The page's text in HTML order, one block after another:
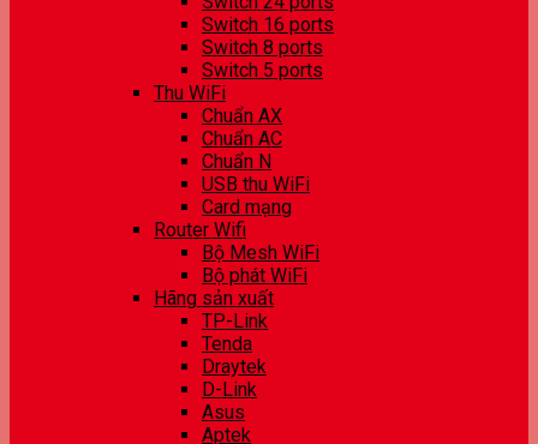
Switch 16 ports
Switch 8 ports
Switch 5 ports
Thu WiFi
Chuẩn AX
Chuẩn AC
Chuẩn N
USB thu WiFi
Card mạng
Router Wifi
Bộ Mesh WiFi
Bộ phát WiFi
Hãng sản xuất
TP-Link
Tenda
Draytek
D-Link
Asus
Aptek